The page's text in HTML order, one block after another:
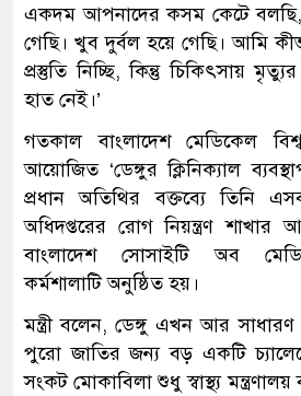
একদম আপনাদের কসম কেটে বলছি,
গেছি। খুব দুর্বল হয়ে গেছি। আমি
প্রস্তুতি নিচ্ছি, কিন্তু চিকিৎসায়
হাত নেই।’
গতকাল বাংলাদেশ মেডিকেল
আয়োজিত ‘ডেঙ্গুর ক্লিনিক্যাল
প্রধান অতিথির বক্তব্যে তিনি
অধিদপ্তরের রোগ নিয়ন্ত্রণ
বাংলাদেশ সোসাইটি অব
কর্মশালাটি অনুষ্ঠিত হয়।
মন্ত্রী বলেন, ডেঙ্গু এখন আর
পুরো জাতির জন্য বড় একটি
সংকট মোকাবিলা শুধু স্বাস্থ্য মন্ত্রণালয়